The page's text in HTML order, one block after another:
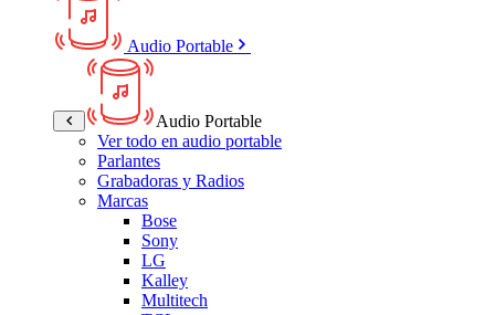
Audio Portable
Audio Portable
Ver todo en audio portable
Parlantes
Grabadoras y Radios
Marcas
Bose
Sony
LG
Kalley
Multitech